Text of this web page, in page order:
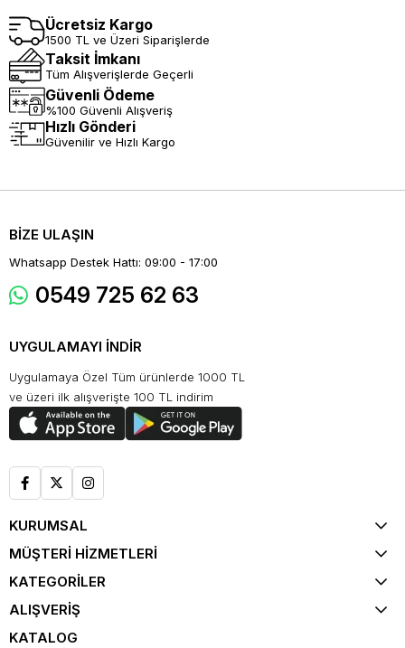
Ücretsiz Kargo
1500 TL ve Üzeri Siparişlerde
Taksit İmkanı
Tüm Alışverişlerde Geçerli
Güvenli Ödeme
%100 Güvenli Alışveriş
Hızlı Gönderi
Güvenilir ve Hızlı Kargo
BİZE ULAŞIN
Whatsapp Destek Hattı: 09:00 - 17:00
0549 725 62 63
UYGULAMAYI İNDİR
Uygulamaya Özel Tüm ürünlerde 1000 TL
ve üzeri ilk alışverişte 100 TL indirim
KURUMSAL
MÜŞTERİ HİZMETLERİ
KATEGORİLER
ALIŞVERİŞ
KATALOG